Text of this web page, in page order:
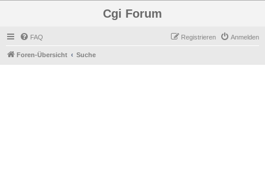
Cgi Forum
FAQ Anmelden
Registrieren
Foren-Übersicht Suche